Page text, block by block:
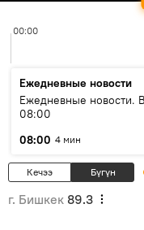
00:00
Ежедневные новости
Ежедневные новости.
08:00
08:00 4 мин
Кечээ Бүгүн
г. Бишкек 89.3